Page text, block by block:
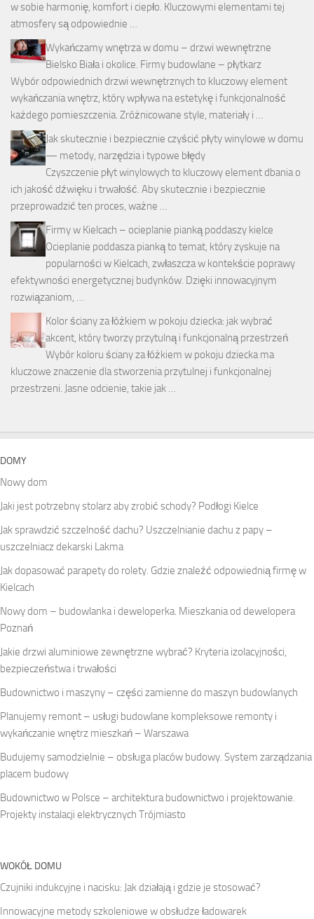
w sobie harmonię, komfort i ciepło. Kluczowymi elementami tej
atmosfery są odpowiednie …
Wykańczamy wnętrza w domu – drzwi wewnętrzne
Bielsko Biała i okolice. Firmy budowlane – płytkarz
Wybór odpowiednich drzwi wewnętrznych to kluczowy element
wykańczania wnętrz, który wpływa na estetykę i funkcjonalność
każdego pomieszczenia. Zróżnicowane style, materiały i …
Jak skutecznie i bezpiecznie czyścić płyty winylowe w domu
— metody, narzędzia i typowe błędy
Czyszczenie płyt winylowych to kluczowy element dbania o
ich jakość dźwięku i trwałość. Aby skutecznie i bezpiecznie
przeprowadzić ten proces, ważne …
Firmy w Kielcach – ocieplanie pianką poddaszy kielce
Ocieplanie poddasza pianką to temat, który zyskuje na
popularności w Kielcach, zwłaszcza w kontekście poprawy
efektywności energetycznej budynków. Dzięki innowacyjnym
rozwiązaniom, …
Kolor ściany za łóżkiem w pokoju dziecka: jak wybrać
akcent, który tworzy przytulną i funkcjonalną przestrzeń
Wybór koloru ściany za łóżkiem w pokoju dziecka ma
kluczowe znaczenie dla stworzenia przytulnej i funkcjonalnej
przestrzeni. Jasne odcienie, takie jak …
DOMY
Nowy dom
Jaki jest potrzebny stolarz aby zrobić schody? Podłogi Kielce
Jak sprawdzić szczelność dachu? Uszczelnianie dachu z papy –
uszczelniacz dekarski Lakma
Jak dopasować parapety do rolety. Gdzie znaleźć odpowiednią firmę w
Kielcach
Nowy dom – budowlanka i deweloperka. Mieszkania od dewelopera
Poznań
Jakie drzwi aluminiowe zewnętrzne wybrać? Kryteria izolacyjności,
bezpieczeństwa i trwałości
Budownictwo i maszyny – części zamienne do maszyn budowlanych
Planujemy remont – usługi budowlane kompleksowe remonty i
wykańczanie wnętrz mieszkań – Warszawa
Budujemy samodzielnie – obsługa placów budowy. System zarządzania
placem budowy
Budownictwo w Polsce – architektura budownictwo i projektowanie.
Projekty instalacji elektrycznych Trójmiasto
WOKÓŁ DOMU
Czujniki indukcyjne i nacisku: Jak działają i gdzie je stosować?
Innowacyjne metody szkoleniowe w obsłudze ładowarek